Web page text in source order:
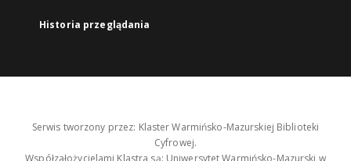
Historia przeglądania
Serwis tworzony przez: Klaster Warmińsko-Mazurskiej Biblioteki
Cyfrowej.
Współzałożycielami Klastra są: Uniwersytet Warmińsko-Mazurski w